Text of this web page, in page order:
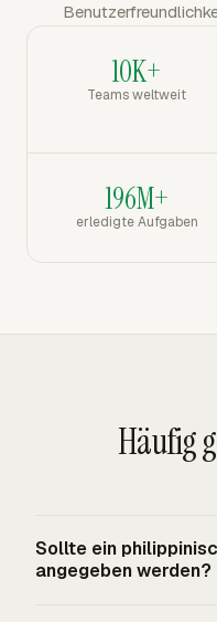
10K+
Teams weltweit
196M+
erledigte Aufgaben
Häufig
Sollte ein
angegeben werden?